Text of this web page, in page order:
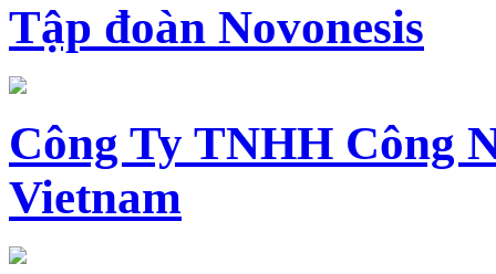
Tập đoàn Novonesis
Công Ty TNHH Công
Vietnam